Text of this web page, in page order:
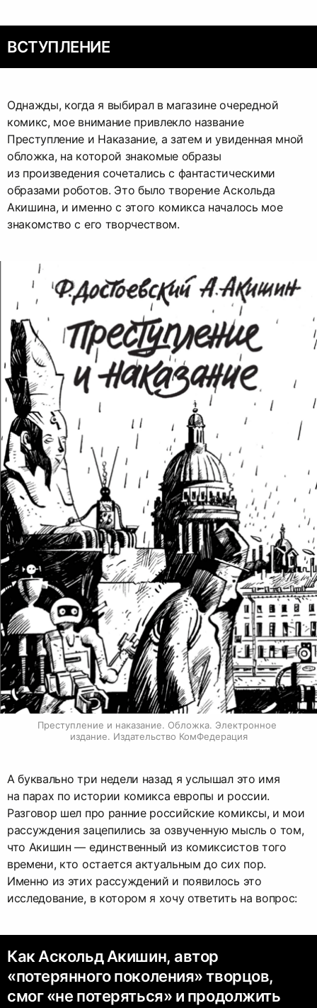
ВСТУПЛЕНИЕ
Однажды, когда я выбирал в магазине очередной
комикс, мое внимание привлекло название
Преступление и Наказание, а затем и увиденная мной
обложка, на которой знакомые образы
из произведения сочетались с фантастическими
образами роботов. Это было творение Аскольда
Акишина, и именно с этого комикса началось мое
знакомство с его творчеством.
Преступление и наказание. Обложка. Электронное
издание. Издательство КомФедерация
А буквально три недели назад я услышал это имя
на парах по истории комикса европы и россии.
Разговор шел про ранние российские комиксы, и мои
рассуждения зацепились за озвученную мысль о том,
что Акишин — единственный из комиксистов того
времени, кто остается актуальным до сих пор.
Именно из этих рассуждений и появилось это
исследование, в котором я хочу ответить на вопрос:
Как Аскольд Акишин, автор
«потерянного поколения» творцов,
смог «не потеряться» и продолжить